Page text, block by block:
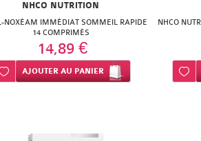
NHCO NUTRITION
NOXÉAM IMMÉDIAT SOMMEIL RAPIDE
14 COMPRIMÉS
14,89 €
Ajouter à ma liste d’envie
AJOUTERAU PANIER
NHCO